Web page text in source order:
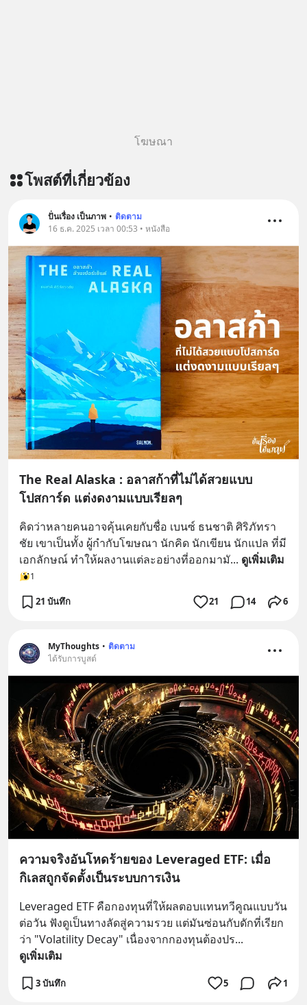
========================= 📣
=========================
ผลิตภัณฑ์เสริมอาหาร Diip CBD ช่วย
บรรเทาความเครียด ลดความวิตกกังวล
เพิ่มการผ่อนคลาย ซึ่งช่วยให้การนอน
หลับมีประสิทธิภาพมากยิ่งขึ้น 📍 สนใจ
สั่งซื้อสินค้า Diip CBD 💬 LINE :
@diipgeek 🔗 หรือกดลิงก์
https://lin.ee/U91Fzyz
โฆษณา
โพสต์ที่เกี่ยวข้อง
ปั่นเรื่อง เป็นภาพ • ติดตาม
16 ธ.ค. 2025 เวลา 00:53 • หนังสือ
The Real Alaska : อลาสก้าที่ไม่ได้สวยแบบ
โปสการ์ด แต่งดงามแบบเรียลๆ
คิดว่าหลายคนอาจคุ้นเคยกับชื่อ เบนซ์ ธนชาติ ศิริภัทรา
ชัย เขาเป็นทั้ง ผู้กำกับโฆษณา นักคิด นักเขียน นักแปล ที่มี
เอกลักษณ์ ทำให้ผลงานแต่ละอย่างที่ออกมามั... ดูเพิ่มเติม
1
21 บันทึก 21 14 6
MyThoughts • ติดตาม
ได้รับการบูสต์
ความจริงอันโหดร้ายของ Leveraged ETF: เมื่อ
กิเลสถูกจัดตั้งเป็นระบบการเงิน
Leveraged ETF คือกองทุนที่ให้ผลตอบแทนทวีคูณแบบวัน
ต่อวัน ฟังดูเป็นทางลัดสู่ความรวย แต่มันซ่อนกับดักที่เรียก
ว่า "Volatility Decay" เนื่องจากกองทุนต้องปร...
ดูเพิ่มเติม
3 บันทึก 5 1